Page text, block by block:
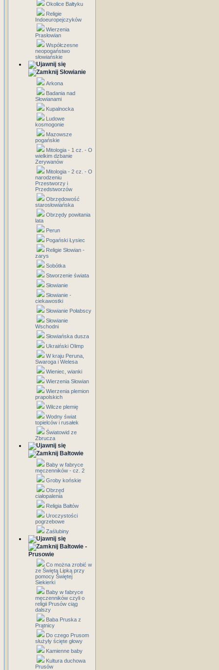
Okolice Bałtyku
Religie
Indoeuropejczyków
Wierzenia
Prasłowian
Współczesne
neopogaństwo
słowiańskie
Słowianie
Arkona
Badania nad
Słowianami
Kupalnocka
Ludowe
kosmogonie
Mazowsze
pogańskie
Mitologia - 1 cz. - O
wielkim dzbanie
Zerywanów
Mitologia - 2 cz. - O
narodzeniu
Przestworzy i
Przedstworzów
Obrzędowość
starosłowiańska
Obrzędy powitania
lata
Perun
Pogański Łysiec
Religie Słowian -
zarys
Sobótka
Stworzenie świata
Słowianie
Słowianie -
ciekawostki
Słowianie Połabscy
Słowianie
Wschodni
Słowiańska dusza
Ukraiński Olimp
W kraju Peruna,
Swaroga i Welesa
Wieniec, wianki
Wierzenia Słowian
Wierzenia plemion
prapolskich
Wilcze plemię
Wodny świat
topielców i rusałek
Światowid ze
Zbrucza
Bałtowie
Baby w fabryce
męczenników - cz. 2
Groby końskie
Obrzęd
ciałopalenia
Religia Bałtów
Uroczystości
pogrzebowe
Zaślubiny
Bałtowie -
Prusowie
Co można zrobić w
ze Świętą Lipką przy
pomocy Świętej
Siekierki
Baby w fabryce
męczenników czyli o
religii Prusów ciąg
dalszy
Baba Pruska z
Prątnicy
Do czego Prusom
służyły ścięte głowy
Kamienne baby
Kultura duchowa
Prusów